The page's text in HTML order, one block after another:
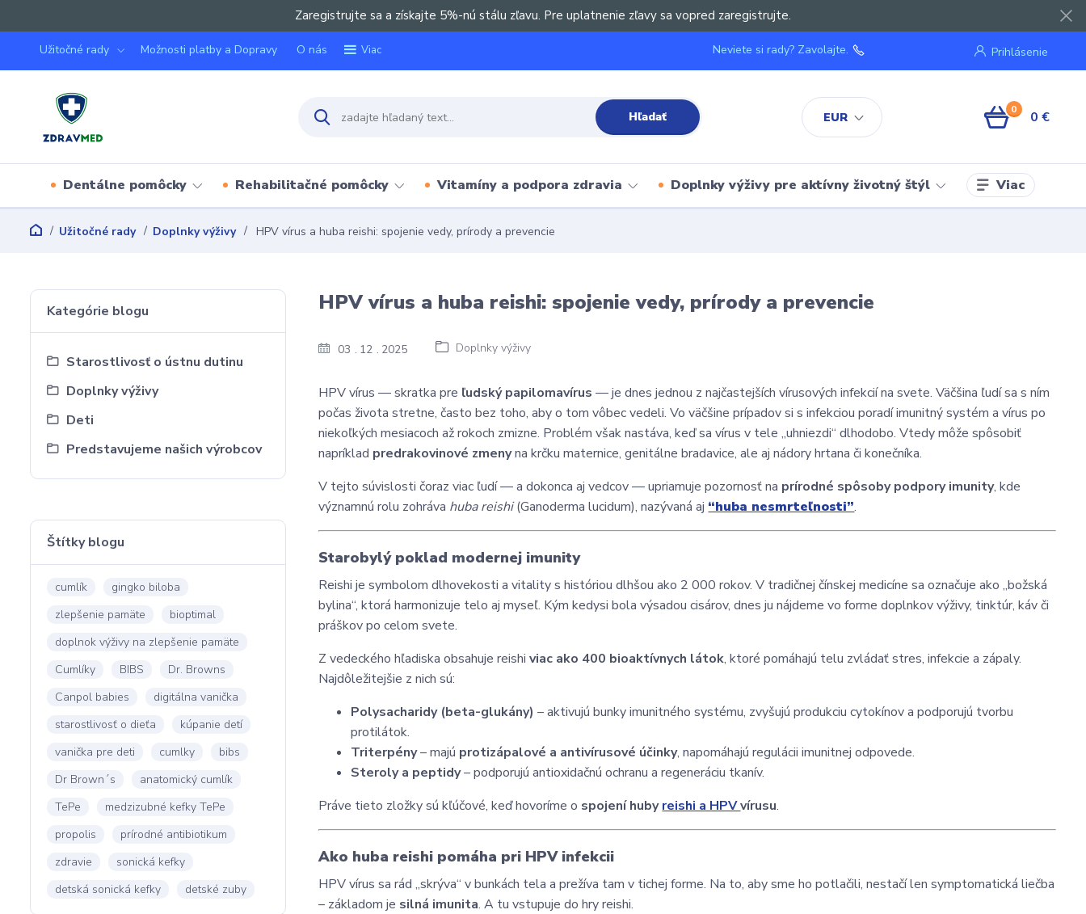
Zaregistrujte sa a získajte 5%-nú stálu zľavu. Pre uplatnenie zľavy sa vopred zaregistrujte.
Užitočné rady Možnosti platby a Dopravy O nás Viac
EUR
Prihlásenie
Hľadať
Neviete si rady? Zavolajte.
0 0 €
Dentálne pomôcky Rehabilitačné pomôcky Vitamíny a podpora zdravia Doplnky výživy pre aktívny životný štýl Viac
Užitočné rady Doplnky výživy HPV vírus a huba reishi: spojenie vedy, prírody a prevencie
Kategórie blogu
Starostlivosť o ústnu dutinu
Doplnky výživy
Deti
Predstavujeme našich výrobcov
Štítky blogu
cumlík
gingko biloba
zlepšenie pamäte
bioptimal
doplnok výživy na zlepšenie pamäte
Cumlíky
BIBS
Dr. Browns
Canpol babies
digitálna vanička
starostlivosť o dieťa
kúpanie detí
vanička pre deti
cumlky
bibs
Dr Brown´s
anatomický cumlík
TePe
medzizubné kefky TePe
propolis
prírodné antibiotikum
zdravie
sonická kefky
detská sonická kefky
detské zuby
03 12 2025 Doplnky výživy
HPV vírus a huba reishi: spojenie vedy, prírody a prevencie
HPV vírus — skratka pre ľudský papilomavírus — je dnes jednou z najčastejších vírusových infekcií na svete. Väčšina ľudí sa s ním
počas života stretne, často bez toho, aby o tom vôbec vedeli. Vo väčšine prípadov si s infekciou poradí imunitný systém a vírus po
niekoľkých mesiacoch až rokoch zmizne. Problém však nastáva, keď sa vírus v tele „uhniezdi“ dlhodobo. Vtedy môže spôsobiť
napríklad predrakovinové zmenyna krčku maternice, genitálne bradavice, ale aj nádory hrtana či konečníka.
V tejto súvislosti čoraz viac ľudí — a dokonca aj vedcov — upriamuje pozornosť na prírodné spôsoby podpory imunity, kde
významnú rolu zohráva huba reishi(Ganoderma lucidum), nazývaná aj “huba nesmrteľnosti”.
Starobylý poklad modernej imunity
Reishi je symbolom dlhovekosti a vitality s históriou dlhšou ako 2 000 rokov. V tradičnej čínskej medicíne sa označuje ako „božská
bylina“, ktorá harmonizuje telo aj myseľ. Kým kedysi bola výsadou cisárov, dnes ju nájdeme vo forme doplnkov výživy, tinktúr, káv či
práškov po celom svete.
Z vedeckého hľadiska obsahuje reishiviac ako 400 bioaktívnych látok, ktoré pomáhajú telu zvládať stres, infekcie a zápaly.
Najdôležitejšie z nich sú:
Polysacharidy (beta-glukány) – aktivujú bunky imunitného systému, zvyšujú produkciu cytokínov a podporujú tvorbu
protilátok.
Triterpény– majú protizápalové a antivírusové účinky, napomáhajú regulácii imunitnej odpovede.
Steroly a peptidy– podporujú antioxidačnú ochranu a regeneráciu tkanív.
Práve tieto zložky sú kľúčové, keď hovoríme o spojení hubyreishi a HPVvírusu.
Ako huba reishi pomáha pri HPV infekcii
HPV vírus sa rád „skrýva“ v bunkách tela a prežíva tam v tichej forme. Na to, aby sme ho potlačili, nestačí len symptomatická liečba
– základom je silná imunita. A tu vstupuje do hry reishi.